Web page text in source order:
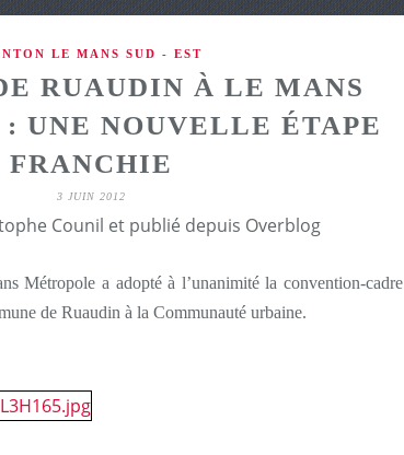
LE MANS SUD - EST
RUAUDIN À LE MANS
UNE NOUVELLE ÉTAPE
FRANCHIE
3 JUIN 2012
Counil et publié depuis Overblog
Métropole a adopté à l’unanimité la convention-cadre
de Ruaudin à la Communauté urbaine.